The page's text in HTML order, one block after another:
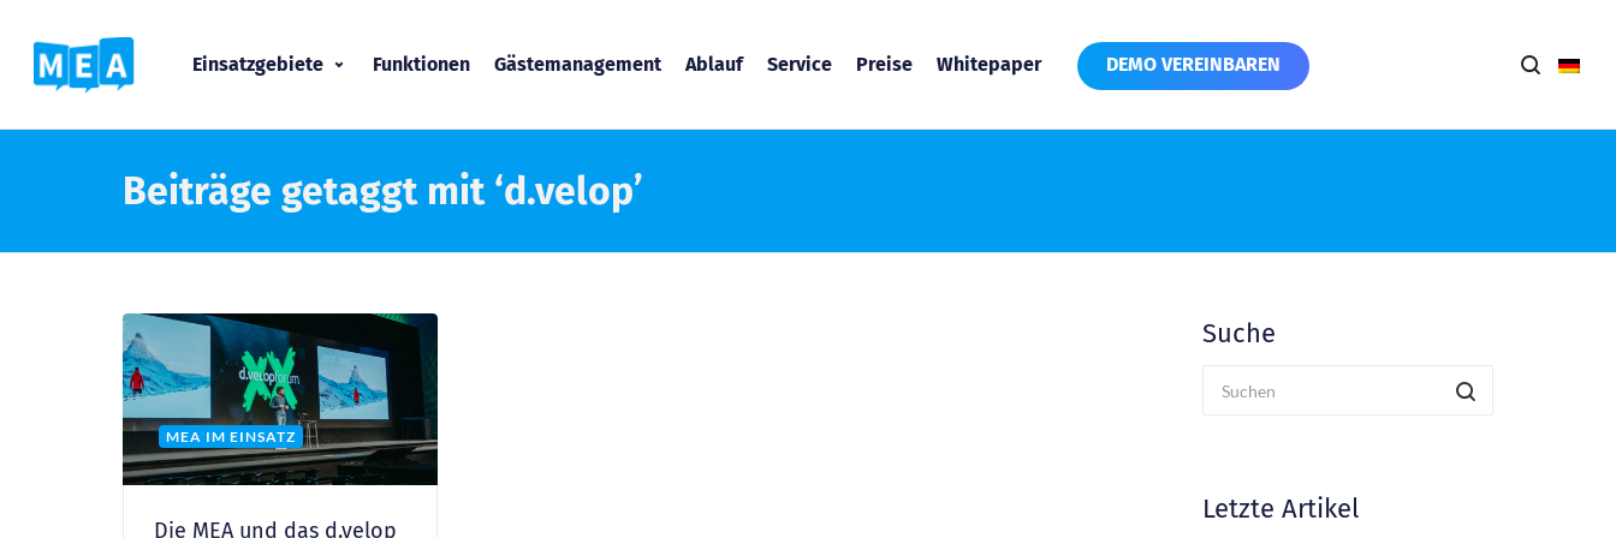
Einsatzgebiete Funktionen Gästemanagement Ablauf Service Preise Whitepaper DEMO VEREINBAREN
Beiträge getaggt mit ‘d.velop’
MEA IM EINSATZ
Die MEA und das d.velop
Suche
Letzte Artikel